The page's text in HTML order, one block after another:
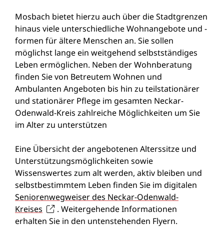
Mosbach bietet hierzu auch über die Stadtgrenzen
hinaus viele unterschiedliche Wohnangebote und -
formen für ältere Menschen an. Sie sollen
möglichst lange ein weitgehend selbstständiges
Leben ermöglichen. Neben der Wohnberatung
finden Sie von Betreutem Wohnen und
Ambulanten Angeboten bis hin zu teilstationärer
und stationärer Pflege im gesamten Neckar-
Odenwald-Kreis zahlreiche Möglichkeiten um Sie
im Alter zu unterstützen
Eine Übersicht der angebotenen Alterssitze und
Unterstützungsmöglichkeiten sowie
Wissenswertes zum alt werden, aktiv bleiben und
selbstbestimmtem Leben finden Sie im digitalen
Seniorenwegweiser des Neckar-Odenwald-
Kreises
. Weitergehende Informationen
erhalten Sie in den untenstehenden Flyern.